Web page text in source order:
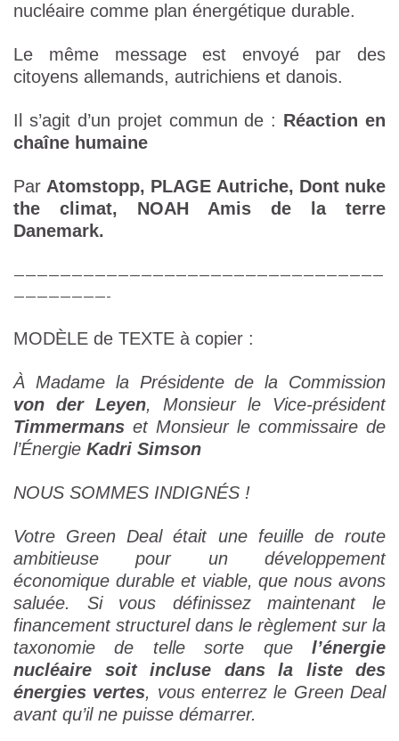
nucléaire comme plan énergétique durable.
Le même message est envoyé par des
citoyens allemands, autrichiens et danois.
Il s’agit d’un projet commun de : Réaction en
chaîne humaine
Par Atomstopp, PLAGE Autriche, Dont nuke
the climat, NOAH Amis de la terre
Danemark.
————————————————————————————————
————————-
MODÈLE de TEXTE à copier :
À Madame la Présidente de la Commission
von der Leyen, Monsieur le Vice-président
Timmermans et Monsieur le commissaire de
l’Énergie Kadri Simson
NOUS SOMMES INDIGNÉS !
Votre Green Deal était une feuille de route
ambitieuse pour un développement
économique durable et viable, que nous avons
saluée. Si vous définissez maintenant le
financement structurel dans le règlement sur la
taxonomie de telle sorte que l’énergie
nucléaire soit incluse dans la liste des
énergies vertes, vous enterrez le Green Deal
avant qu’il ne puisse démarrer.